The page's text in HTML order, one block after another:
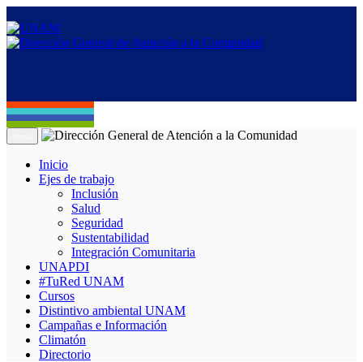
Inicio
Ejes de trabajo
Inclusión
Salud
Seguridad
Sustentabilidad
Integración Comunitaria
UNAPDI
#TuRed UNAM
Cursos
Distintivo ambiental UNAM
Campañas e Información
Climatón
Directorio